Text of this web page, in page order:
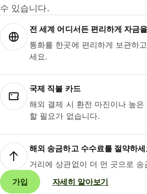
수 있습니다.
전 세계 어디서든 편리하게 자금
통화를 한곳에 편리하게 보관하
세요.
국제 직불 카드
해외 결제 시 환전 마진이나 높은
할 필요가 없습니다.
해외 송금하고 수수료를 절약하세
거리에 상관없이 더 먼 곳으로 송
가입
자세히 알아보기